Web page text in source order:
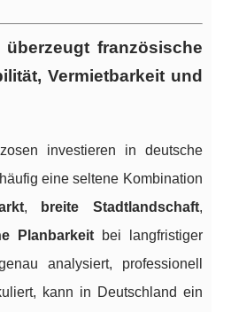
französische
Vermietbarkeit und
investieren in deutsche
eine seltene Kombination
, breite Stadtlandschaft,
Planbarkeitbei langfristiger
analysiert, professionell
kann in Deutschland ein